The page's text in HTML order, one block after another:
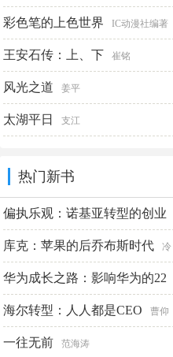
彩色笔的上色世界 IC动漫社编著
王安石传：上、下 崔铭
风光之道 姜平
太湖平日 支江
热门新书
偏执乐观：诺基亚转型的创业
式领导力 李思拓 凯瑟琳·弗雷德曼
库克：苹果的后乔布斯时代 冷
湖
华为成长之路：影响华为的22
个关键事件 邓斌
海尔转型：人人都是CEO 曹仰
锋
一往无前 范海涛